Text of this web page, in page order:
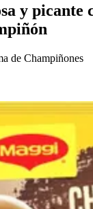
y picante
de Champiñones